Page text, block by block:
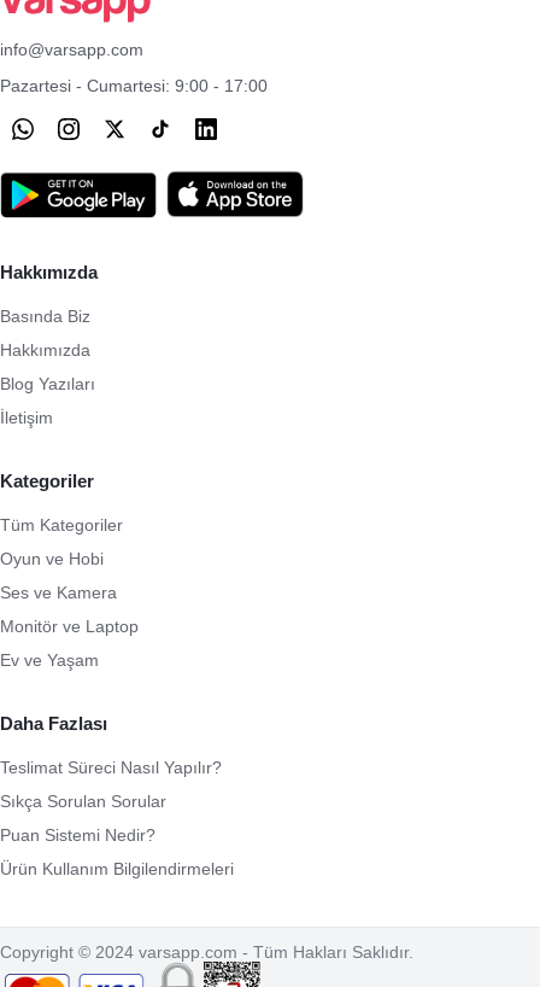
info@varsapp.com
Pazartesi - Cumartesi: 9:00 - 17:00
Hakkımızda
Basında Biz
Hakkımızda
Blog Yazıları
İletişim
Kategoriler
Tüm Kategoriler
Oyun ve Hobi
Ses ve Kamera
Monitör ve Laptop
Ev ve Yaşam
Daha Fazlası
Teslimat Süreci Nasıl Yapılır?
Sıkça Sorulan Sorular
Puan Sistemi Nedir?
Ürün Kullanım Bilgilendirmeleri
Copyright © 2024 varsapp.com - Tüm Hakları Saklıdır.